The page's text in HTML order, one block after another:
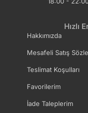
Hızlı
Hakkımızda
Mesafeli Satış
Teslimat Koşulları
Favorilerim
İade Taleplerim